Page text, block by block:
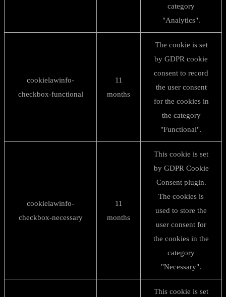
category
"Analytics".
cookielawinfo-
checkbox-functional
11
months
The cookie is set
by GDPR cookie
consent to record
the user consent
for the cookies in
the category
"Functional".
cookielawinfo-
checkbox-necessary
11
months
This cookie is set
by GDPR Cookie
Consent plugin.
The cookies is
used to store the
user consent for
the cookies in the
category
"Necessary".
This cookie is set